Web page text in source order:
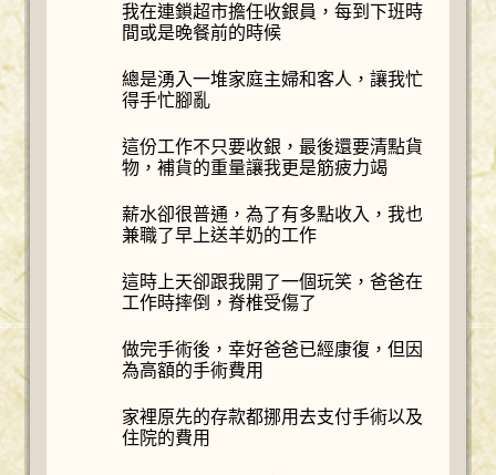
我在連鎖超市擔任收銀員，每到下班時
間或是晚餐前的時候
總是湧入一堆家庭主婦和客人，讓我忙
得手忙腳亂
這份工作不只要收銀，最後還要清點貨
物，補貨的重量讓我更是筋疲力竭
薪水卻很普通，為了有多點收入，我也
兼職了早上送羊奶的工作
這時上天卻跟我開了一個玩笑，爸爸在
工作時摔倒，脊椎受傷了
做完手術後，幸好爸爸已經康復，但因
為高額的手術費用
家裡原先的存款都挪用去支付手術以及
住院的費用